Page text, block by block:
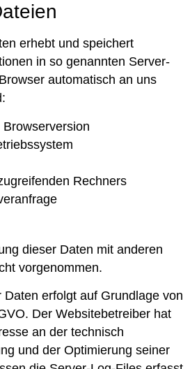
erhebt und speichert
in so genannten Server-
automatisch an uns
Rechners
dieser Daten mit anderen
vorgenommen.
erfolgt auf Grundlage von
Der Websitebetreiber hat
an der technisch
und der Optimierung seiner